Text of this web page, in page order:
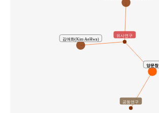
김애화(Kim AeHwa)
양문창
공동연구
유사연구